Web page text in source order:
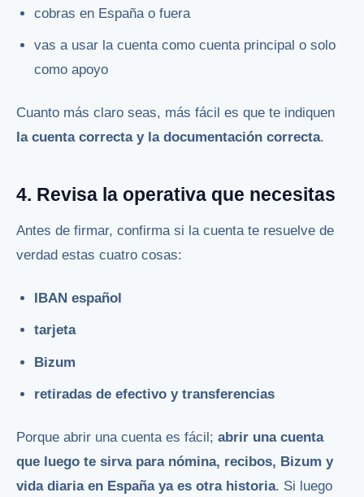
cobras en España o fuera
vas a usar la cuenta como cuenta principal o solo
como apoyo
Cuanto más claro seas, más fácil es que te indiquen
la cuenta correcta y la documentación correcta.
4. Revisa la operativa que necesitas
Antes de firmar, confirma si la cuenta te resuelve de
verdad estas cuatro cosas:
IBAN español
tarjeta
Bizum
retiradas de efectivo y transferencias
Porque abrir una cuenta es fácil; abrir una cuenta
que luego te sirva para nómina, recibos, Bizum y
vida diaria en España ya es otra historia. Si luego